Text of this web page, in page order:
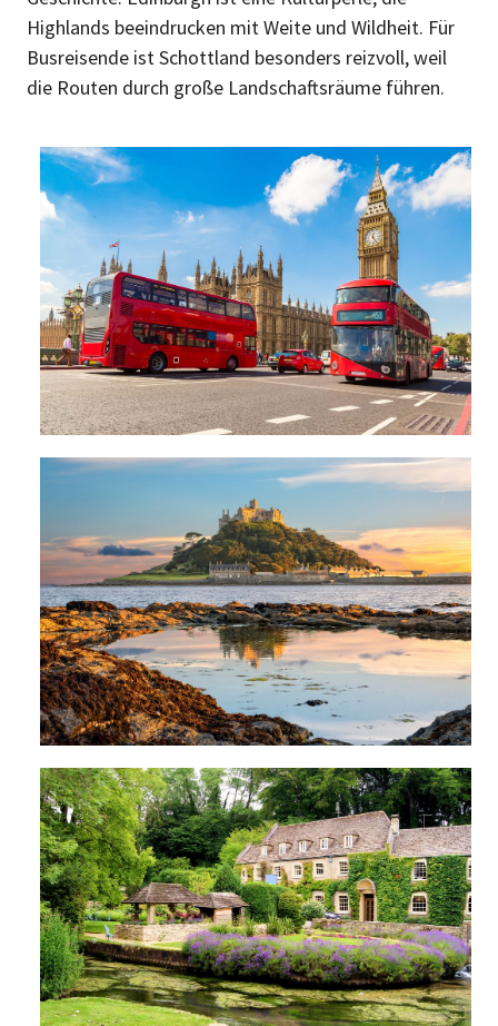
Highlands beeindrucken mit Weite und Wildheit. Für
Busreisende ist Schottland besonders reizvoll, weil
die Routen durch große Landschaftsräume führen.